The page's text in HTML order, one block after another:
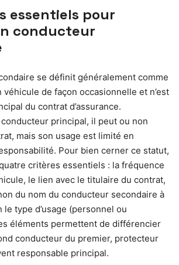
essentiels pour
conducteur
se définit généralement comme
de façon occasionnelle et n’est
du contrat d’assurance.
principal, il peut ou non
mais son usage est limité en
Pour bien cerner ce statut,
critères essentiels : la fréquence
le lien avec le titulaire du contrat,
du nom du conducteur secondaire à
le type d’usage (personnel ou
éléments permettent de différencier
conducteur du premier, protecteur
responsable principal.